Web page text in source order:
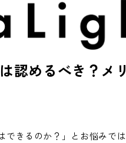
認めるべき？メ
できるのか？」とお悩みで